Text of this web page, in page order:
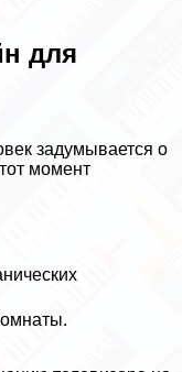
для
задумывается о
момент